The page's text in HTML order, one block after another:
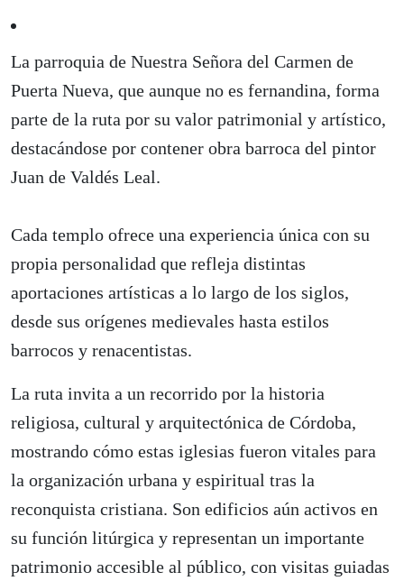
La parroquia de Nuestra Señora del Carmen de
Puerta Nueva, que aunque no es fernandina, forma
parte de la ruta por su valor patrimonial y artístico,
destacándose por contener obra barroca del pintor
Juan de Valdés Leal.
Cada templo ofrece una experiencia única con su
propia personalidad que refleja distintas
aportaciones artísticas a lo largo de los siglos,
desde sus orígenes medievales hasta estilos
barrocos y renacentistas.
La ruta invita a un recorrido por la historia
religiosa, cultural y arquitectónica de Córdoba,
mostrando cómo estas iglesias fueron vitales para
la organización urbana y espiritual tras la
reconquista cristiana. Son edificios aún activos en
su función litúrgica y representan un importante
patrimonio accesible al público, con visitas guiadas